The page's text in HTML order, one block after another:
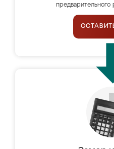
предварительного